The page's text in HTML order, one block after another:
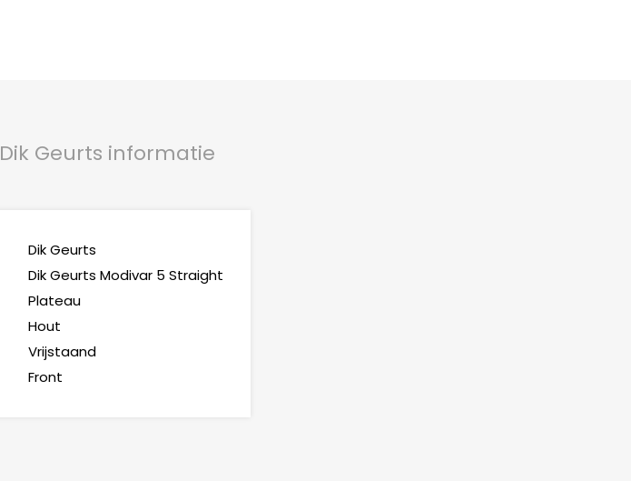
Dik Geurts informatie
Dik Geurts
Dik Geurts Modivar 5 Straight
Plateau
Hout
Vrijstaand
Front